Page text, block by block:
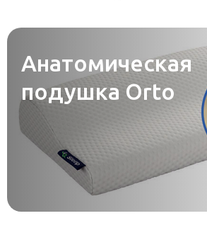
Анатомическая
подушка Orto